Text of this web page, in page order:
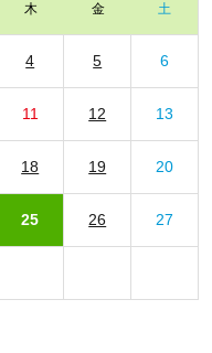
木 金 土
4 5 6
11 12 13
18 19 20
25 26 27